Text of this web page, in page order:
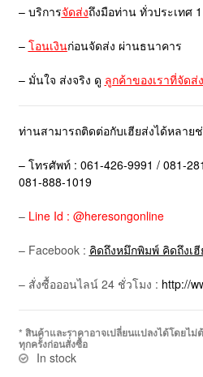
– บริการจัดส่งถึงมือท่าน ทั่วประเทศ
– โอนเงินก่อนจัดส่ง ผ่านธนาคาร
– มั่นใจ ส่งจริง ดู ลูกค้าของเราที่จัดส่
ท่านสามารถติดต่อกับเฮียส่งได้หลาย
– โทรศัพท์ : 061-426-9991 / 081-
081-888-1019
– Line Id : @heresongonline
– Facebook : คิดถึงหมึกพิมพ์ คิดถึงเ
– สั่งซื้อออนไลน์ 24 ชั่วโมง : http://
* สินค้าและราคาอาจเปลี่ยนแปลงได้โดยไ
ทุกครั้งก่อนสั่งซื้อ
In stock